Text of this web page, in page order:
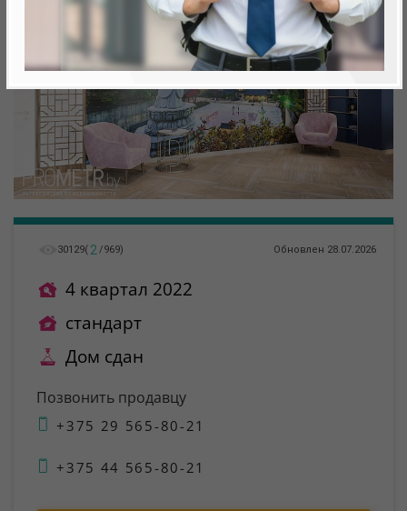
30129( 2 /969) Обновлен 28.07.2026
4 квартал 2022
стандарт
Дом сдан
Позвонить продавцу
+375 29 565-80-21
+375 44 565-80-21